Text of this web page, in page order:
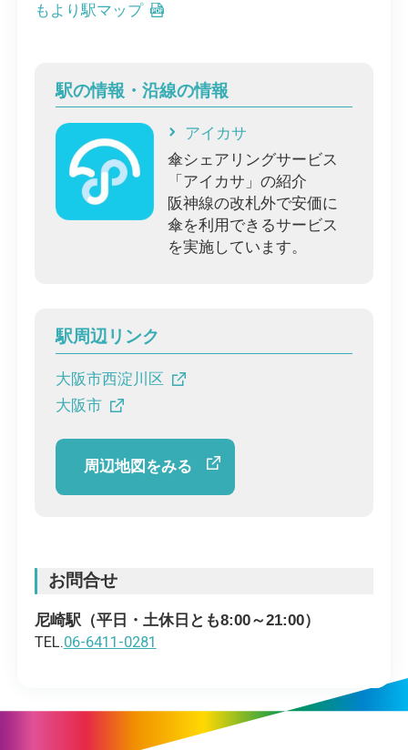
もより駅マップ
駅の情報・沿線の情報
アイカサ
傘シェアリングサービス
「アイカサ」の紹介
阪神線の改札外で安価に
傘を利用できるサービス
を実施しています。
駅周辺リンク
大阪市西淀川区
大阪市
周辺地図をみる
お問合せ
尼崎駅（平日・土休日とも8:00～21:00）
TEL.06-6411-0281